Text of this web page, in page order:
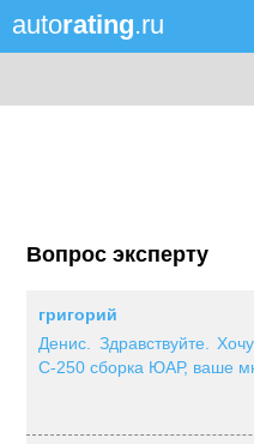
autorating.ru
Вопрос эксперту
григорий
Денис. Здравствуйте.
С-250 сборка ЮАР, ваше